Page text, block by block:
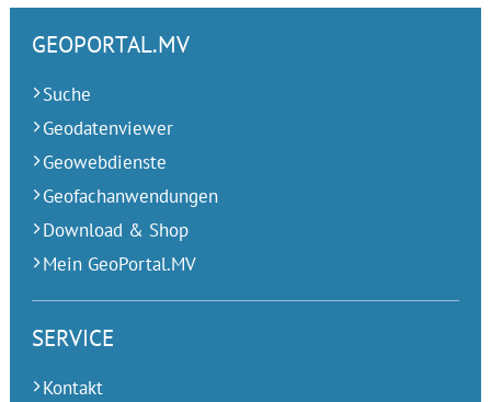
GEOPORTAL.MV
Suche
Geodatenviewer
Geowebdienste
Geofachanwendungen
Download & Shop
Mein GeoPortal.MV
SERVICE
Kontakt